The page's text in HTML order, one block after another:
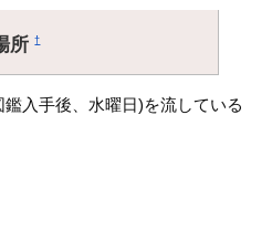
所†
入手後、水曜日)を流している